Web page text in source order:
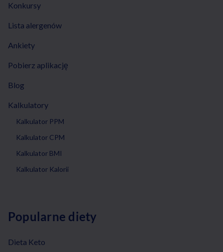
Konkursy
Lista alergenów
Ankiety
Pobierz aplikację
Blog
Kalkulatory
Kalkulator PPM
Kalkulator CPM
Kalkulator BMI
Kalkulator Kalorii
Popularne diety
Dieta Keto